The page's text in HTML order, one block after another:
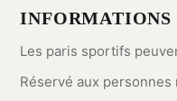
INFORMATIONS
Les paris sportifs
Réservé aux personnes